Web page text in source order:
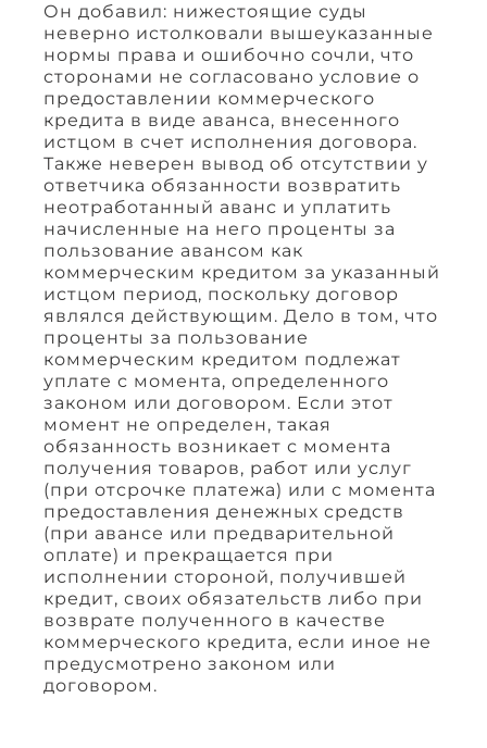
Он добавил: нижестоящие суды
неверно истолковали вышеуказанные
нормы права и ошибочно сочли, что
сторонами не согласовано условие о
предоставлении коммерческого
кредита в виде аванса, внесенного
истцом в счет исполнения договора.
Также неверен вывод об отсутствии у
ответчика обязанности возвратить
неотработанный аванс и уплатить
начисленные на него проценты за
пользование авансом как
коммерческим кредитом за указанный
истцом период, поскольку договор
являлся действующим. Дело в том, что
проценты за пользование
коммерческим кредитом подлежат
уплате с момента, определенного
законом или договором. Если этот
момент не определен, такая
обязанность возникает с момента
получения товаров, работ или услуг
(при отсрочке платежа) или с момента
предоставления денежных средств
(при авансе или предварительной
оплате) и прекращается при
исполнении стороной, получившей
кредит, своих обязательств либо при
возврате полученного в качестве
коммерческого кредита, если иное не
предусмотрено законом или
договором.